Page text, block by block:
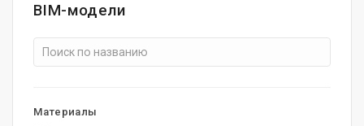
BIM-модели
Материалы